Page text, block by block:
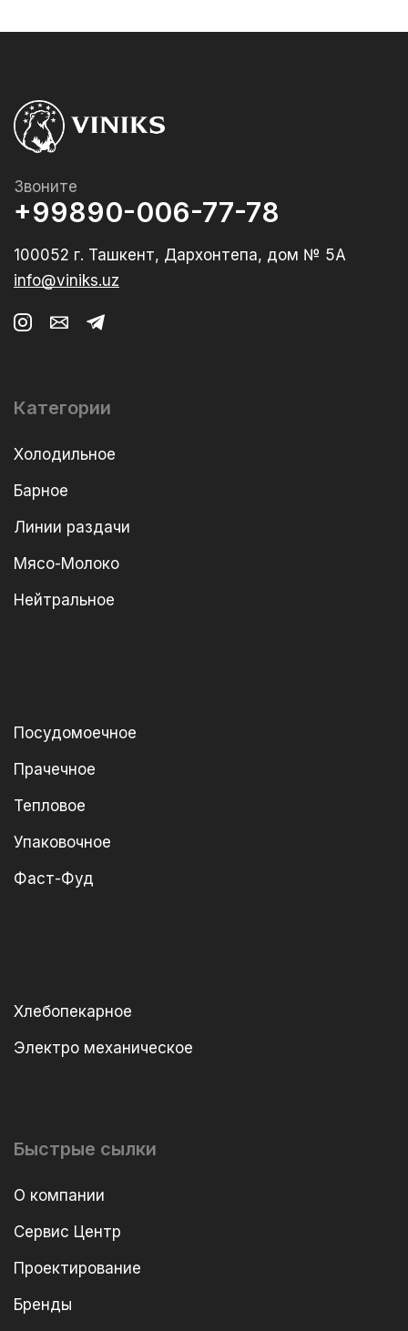
Звоните
+99890-006-77-78
100052 г. Ташкент, Дархонтепа, дом № 5А
info@viniks.uz
Категории
Холодильное
Барное
Линии раздачи
Мясо-Молоко
Нейтральное
Посудомоечное
Прачечное
Тепловое
Упаковочное
Фаст-Фуд
Хлебопекарное
Электро механическое
Быстрые сылки
О компании
Сервис Центр
Проектирование
Бренды